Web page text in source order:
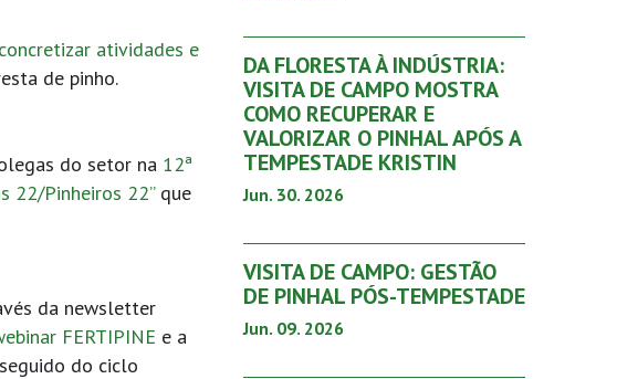
concretizar atividades e
de pinho.
do setor na 12ª
22/Pinheiros 22”que
da newsletter
FERTIPINE e a
do ciclo
DA FLORESTA À INDÚSTRIA:
VISITA DE CAMPO MOSTRA
COMO RECUPERAR E
VALORIZAR O PINHAL APÓS A
TEMPESTADE KRISTIN
Jun. 30. 2026
VISITA DE CAMPO: GESTÃO
DE PINHAL PÓS-TEMPESTADE
Jun. 09. 2026